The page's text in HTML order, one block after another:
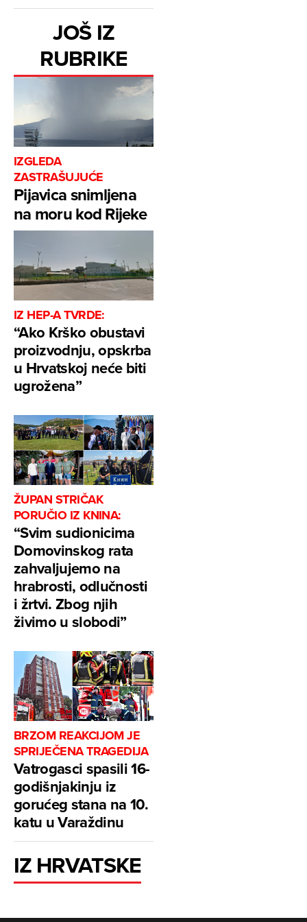
JOŠ IZ
RUBRIKE
IZGLEDA
ZASTRAŠUJUĆE
Pijavica snimljena
na moru kod Rijeke
IZ HEP-A TVRDE:
“Ako Krško obustavi
proizvodnju, opskrba
u Hrvatskoj neće biti
ugrožena”
ŽUPAN STRIČAK
PORUČIO IZ KNINA:
“Svim sudionicima
Domovinskog rata
zahvaljujemo na
hrabrosti, odlučnosti
i žrtvi. Zbog njih
živimo u slobodi”
BRZOM REAKCIJOM JE
SPRIJEČENA TRAGEDIJA
Vatrogasci spasili 16-
godišnjakinju iz
gorućeg stana na 10.
katu u Varaždinu
IZ HRVATSKE